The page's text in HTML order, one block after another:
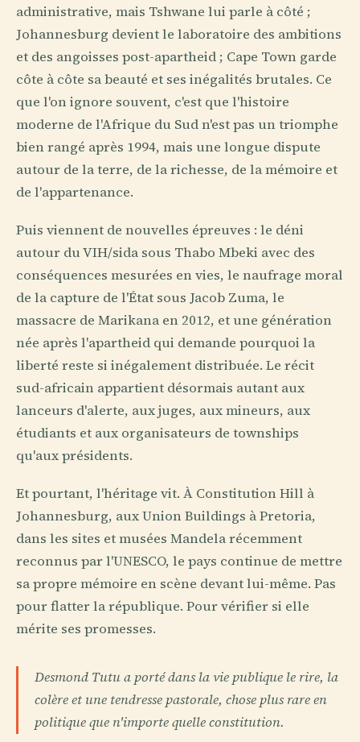
administrative, mais Tshwane lui parle à côté ;
Johannesburg devient le laboratoire des ambitions
et des angoisses post-apartheid ; Cape Town garde
côte à côte sa beauté et ses inégalités brutales. Ce
que l'on ignore souvent, c'est que l'histoire
moderne de l'Afrique du Sud n'est pas un triomphe
bien rangé après 1994, mais une longue dispute
autour de la terre, de la richesse, de la mémoire et
de l'appartenance.
Puis viennent de nouvelles épreuves : le déni
autour du VIH/sida sous Thabo Mbeki avec des
conséquences mesurées en vies, le naufrage moral
de la capture de l'État sous Jacob Zuma, le
massacre de Marikana en 2012, et une génération
née après l'apartheid qui demande pourquoi la
liberté reste si inégalement distribuée. Le récit
sud-africain appartient désormais autant aux
lanceurs d'alerte, aux juges, aux mineurs, aux
étudiants et aux organisateurs de townships
qu'aux présidents.
Et pourtant, l'héritage vit. À Constitution Hill à
Johannesburg, aux Union Buildings à Pretoria,
dans les sites et musées Mandela récemment
reconnus par l'UNESCO, le pays continue de mettre
sa propre mémoire en scène devant lui-même. Pas
pour flatter la république. Pour vérifier si elle
mérite ses promesses.
Desmond Tutu a porté dans la vie publique le rire, la
colère et une tendresse pastorale, chose plus rare en
politique que n'importe quelle constitution.